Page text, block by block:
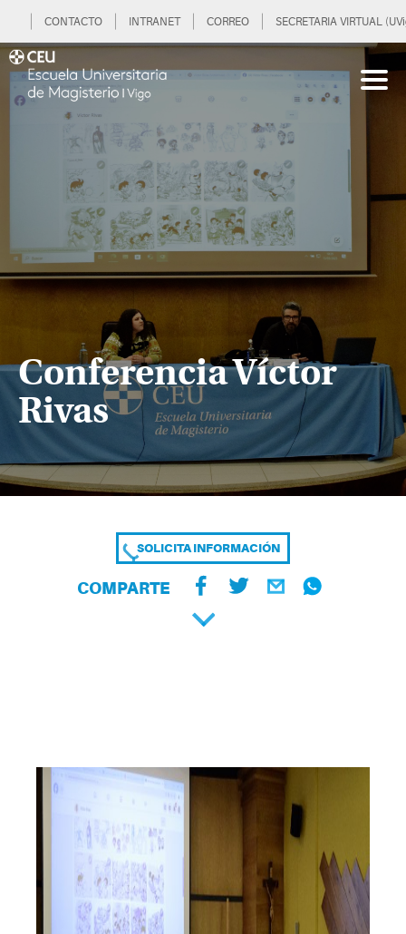
CONTACTO INTRANET CORREO SECRETARIA VIRTUAL
Conferencia Víctor
Rivas
SOLICITA INFORMACIÓN
COMPARTE